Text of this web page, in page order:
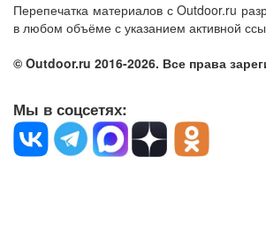
Перепечатка материалов с Outdoor.ru
в любом объёме с указанием активной
© Outdoor.ru 2016-2026. Все права
Мы в соцсетях: